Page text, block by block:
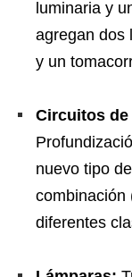
luminaria y
agregan dos
y un
Circuitos
nuevo tipo
combinación
diferentes